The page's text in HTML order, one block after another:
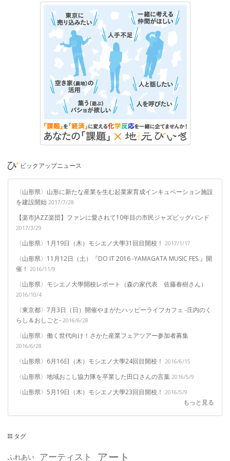
ピックアップニュース
〈山形県〉山形に新たな産業を生む起業家育成インキュベーション施設
を建設開始 2017/7/28
【楽市JAZZ楽団】ファンに愛されて10年目の市民ジャズビッグバンド
2017/3/29
〈山形県〉1月19日（木）モシエノ大學31回目開校！ 2017/1/17
〈山形県〉11月12日（土）『DO IT 2016 -YAMAGATA MUSIC FES.』開
催！ 2016/11/9
〈山形県〉モシエノ大學開校レポート（森の家代表 佐藤春樹さん）
2016/10/4
〈東京都〉7月3日（日）開催やまがたハッピーライフカフェ -庄内のく
らし＆おしごと- 2016/6/28
〈山形県〉働く世代向け！さかた産業フェアツアー参加者募集
2016/6/28
〈山形県〉6月16日（木）モシエノ大學24回目開校！ 2016/6/15
〈山形県〉地域おこし協力隊を卒業した田口さんの言葉 2016/5/9
〈山形県〉5月19日（木）モシエノ大學23回目開校！ 2016/5/9
もっと見る
タグ
ふれあい アーティスト アート